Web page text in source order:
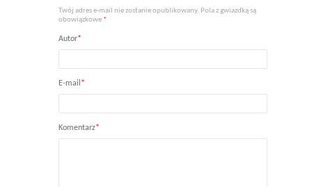
Twój adres e-mail nie zostanie opublikowany. Pola z gwiazdką są
obowiązkowe *
Autor*
E-mail*
Komentarz*